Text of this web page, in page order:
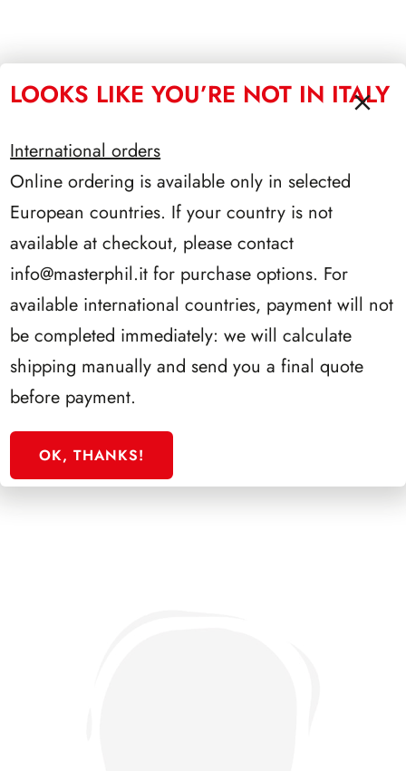
SFORZESCO ITALIA 1986 PAGINE 4
LOOKS LIKE YOU’RE NOT IN ITALY
International orders
Online ordering is available only in selected
European countries. If your country is not
available at checkout, please contact
info@masterphil.it for purchase options. For
available international countries, payment will not
be completed immediately: we will calculate
shipping manually and send you a final quote
before payment.
OK, THANKS!